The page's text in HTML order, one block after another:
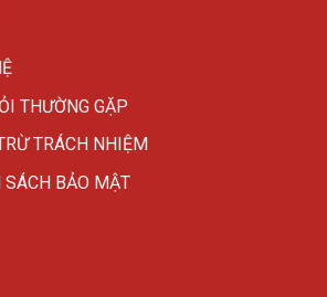
THƯỜNG GẶP
TRÁCH NHIỆM
SÁCH BẢO MẬT